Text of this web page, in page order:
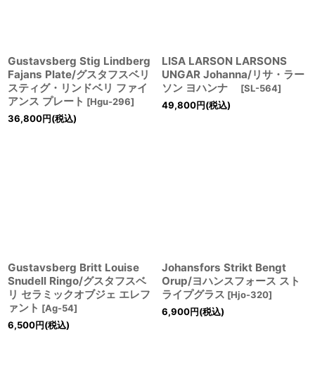
Gustavsberg Stig Lindberg
Fajans Plate/グスタフスベリ
スティグ・リンドベリ ファイ
アンス プレート [Hgu-296]
36,800円(税込)
LISA LARSON LARSONS
UNGAR Johanna/リサ・ラー
ソン ヨハンナ
[SL-564]
49,800円(税込)
Gustavsberg Britt Louise
Snudell Ringo/グスタフスベ
リ セラミックオブジェ エレフ
ァント [Ag-54]
6,500円(税込)
Johansfors Strikt Bengt
Orup/ヨハンスフォース スト
ライプグラス [Hjo-320]
6,900円(税込)